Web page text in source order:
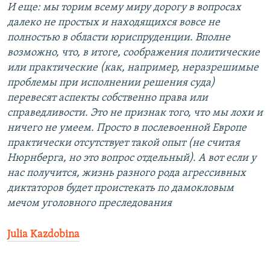
И еще: мы торим всему миру дорогу в вопросах
далеко не простых и находящихся вовсе не
полностью в области юриспруденции. Вполне
возможно, что, в итоге, соображения политические
или практические (как, например, неразрешимые
проблемы при исполнении решения суда)
перевесят аспекты собственно права или
справедливости. Это не признак того, что мы лохи и
ничего не умеем. Просто в послевоенной Европе
практически отсутствует такой опыт (не считая
Нюрнберга, но это вопрос отдельный). А вот если у
нас получится, жизнь разного рода агрессивных
диктаторов будет проистекать по дамокловым
мечом уголовного преследования
Julia Kazdobina